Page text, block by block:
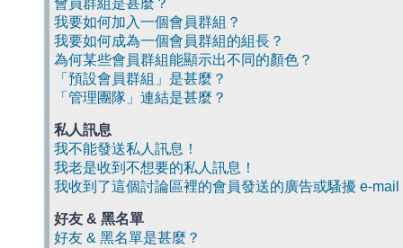
會員群組是甚麼？
我要如何加入一個會員群組？
我要如何成為一個會員群組的組長？
為何某些會員群組能顯示出不同的顏色？
「預設會員群組」是甚麼？
「管理團隊」連結是甚麼？
私人訊息
我不能發送私人訊息！
我老是收到不想要的私人訊息！
我收到了這個討論區裡的會員發送的廣告或騷擾 e-mail
好友 & 黑名單
好友 & 黑名單是甚麼？